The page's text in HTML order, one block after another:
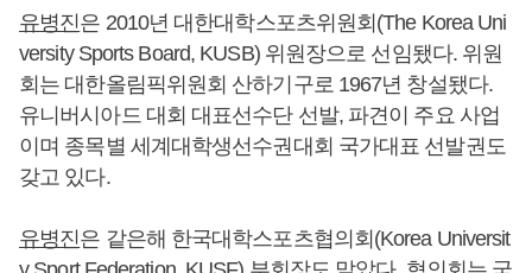
유병진은 2010년 대한대학스포츠위원회(The Korea Uni
versity Sports Board, KUSB) 위원장으로 선임됐다. 위원
회는 대한올림픽위원회 산하기구로 1967년 창설됐다.
유니버시아드 대회 대표선수단 선발, 파견이 주요 사업
이며 종목별 세계대학생선수권대회 국가대표 선발권도
갖고 있다.
유병진은 같은해 한국대학스포츠협의회(Korea Universit